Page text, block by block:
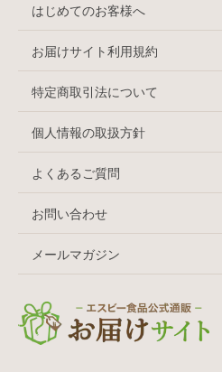
はじめてのお客様へ
お届けサイト利用規約
特定商取引法について
個人情報の取扱方針
よくあるご質問
お問い合わせ
メールマガジン